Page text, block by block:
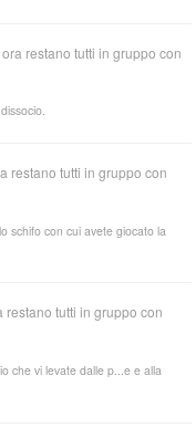
restano tutti in gruppo con
restano tutti in gruppo con
schifo con cui avete giocato la
tutti in gruppo con
che vi levate dalle p...e e alla